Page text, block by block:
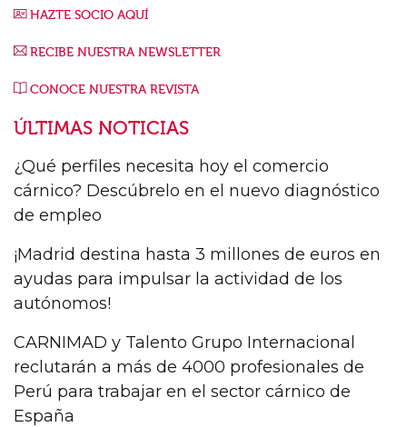
HAZTE SOCIO AQUÍ
RECIBE NUESTRA NEWSLETTER
CONOCE NUESTRA REVISTA
ÚLTIMAS NOTICIAS
¿Qué perfiles necesita hoy el comercio
cárnico? Descúbrelo en el nuevo diagnóstico
de empleo
¡Madrid destina hasta 3 millones de euros en
ayudas para impulsar la actividad de los
autónomos!
CARNIMAD y Talento Grupo Internacional
reclutarán a más de 4000 profesionales de
Perú para trabajar en el sector cárnico de
España